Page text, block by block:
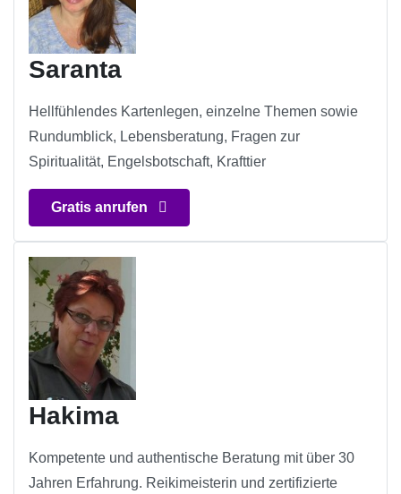
Saranta
Hellfühlendes Kartenlegen, einzelne Themen sowie
Rundumblick, Lebensberatung, Fragen zur
Spiritualität, Engelsbotschaft, Krafttier
Gratis anrufen
Hakima
Kompetente und authentische Beratung mit über 30
Jahren Erfahrung. Reikimeisterin und zertifizierte